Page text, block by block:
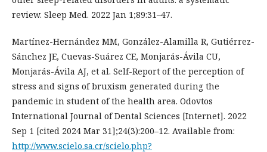
review. Sleep Med. 2022 Jan 1;89:31–47.
Martínez-Hernández MM, González-Alamilla R, Gutiérrez-
Sánchez JE, Cuevas-Suárez CE, Monjarás-Ávila CU,
Monjarás-Ávila AJ, et al. Self-Report of the perception of
stress and signs of bruxism generated during the
pandemic in student of the health area. Odovtos
International Journal of Dental Sciences [Internet]. 2022
Sep 1 [cited 2024 Mar 31];24(3):200–12. Available from:
http://www.scielo.sa.cr/scielo.php?